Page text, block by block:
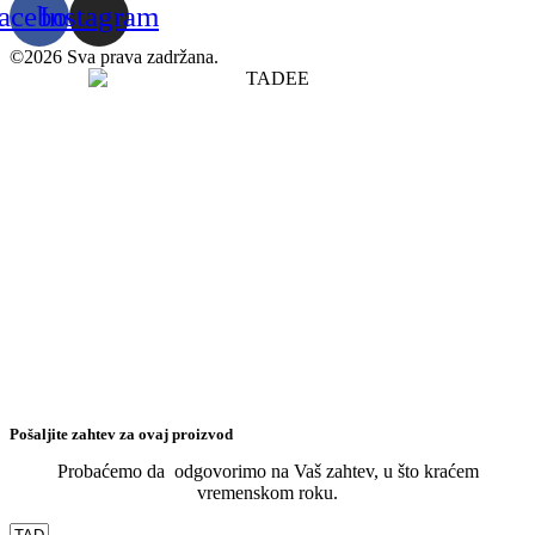
Instagram
©2026 Sva prava zadržana.
Pošaljite zahtev za ovaj proizvod
Probaćemo da odgovorimo na Vaš zahtev, u što kraćem
vremenskom roku.